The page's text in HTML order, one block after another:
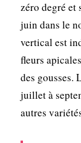
zéro degré et
juin dans le
vertical est
fleurs
des gousses.
juillet à
autres